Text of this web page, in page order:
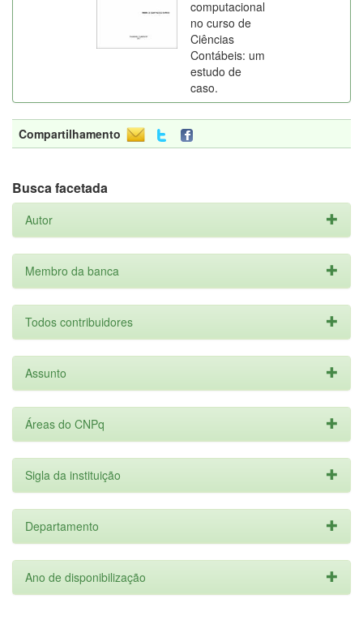
computacional
no curso de
Ciências
Contábeis: um
estudo de
caso.
Compartilhamento
Busca facetada
Autor
Membro da banca
Todos contribuidores
Assunto
Áreas do CNPq
Sigla da instituição
Departamento
Ano de disponibilização